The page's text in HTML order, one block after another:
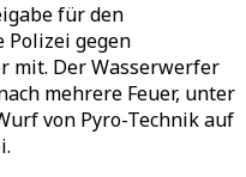
für den
gegen
mit. Der Wasserwerfer
mehrere Feuer, unter
von Pyro-Technik auf